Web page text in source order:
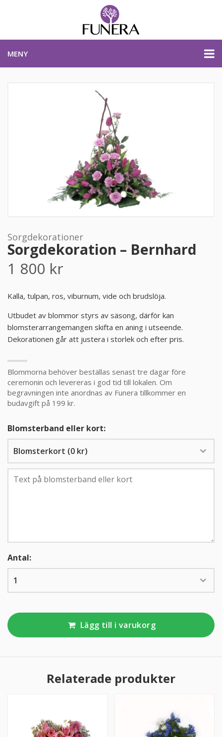
MENY
PRISER & PRODUKTER
PLANERA BEGRAVNING
PRODUKTER & PRISER
OM BEGRAVNINGAR
JURIDIK
GÄST
KONTAKTA OSS
LIVESTREAMING
KUNDTJÄNST
010-10 10 350
Sorgdekorationer
Sorgdekoration – Bernhard
1 800 kr
Kalla, tulpan, ros, viburnum, vide och brudslöja.
Utbudet av blommor styrs av säsong, därför kan
blomsterarrangemangen skifta en aning i utseende.
Dekorationen går att justera i storlek och efter pris.
Blommorna behöver beställas senast tre dagar före
ceremonin och levereras i god tid till lokalen. Om
begravningen inte anordnas av Funera tillkommer en
budavgift på 199 kr.
Blomsterband eller kort:
Antal:
Lägg till i varukorg
Relaterade produkter